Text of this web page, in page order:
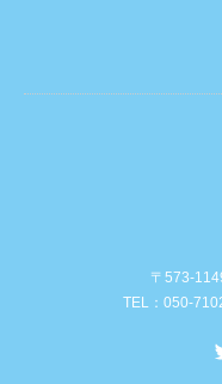
〒573-
TEL：050-